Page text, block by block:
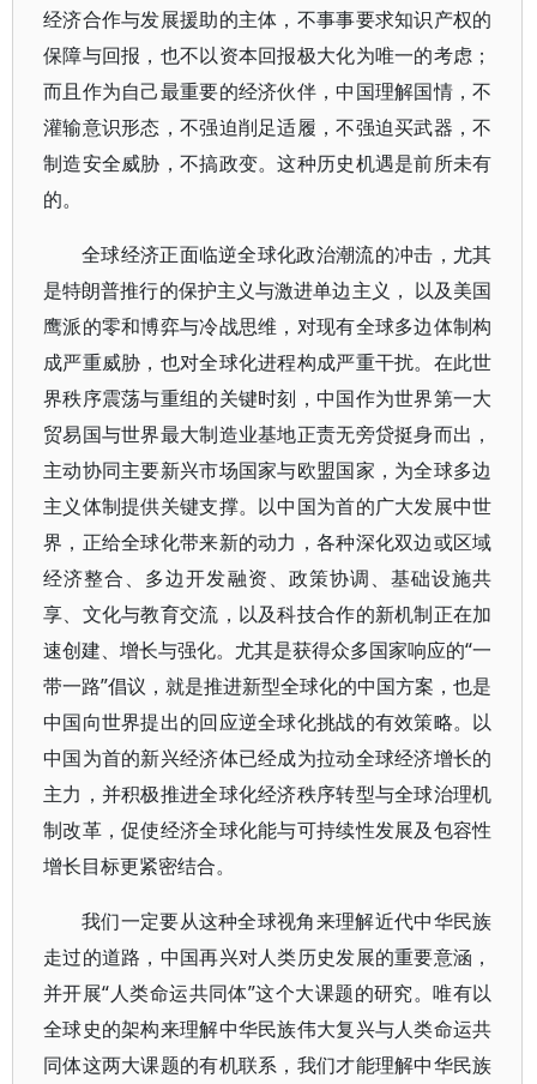
经济合作与发展援助的主体，不事事要求知识产权的
保障与回报，也不以资本回报极大化为唯一的考虑；
而且作为自己最重要的经济伙伴，中国理解国情，不
灌输意识形态，不强迫削足适履，不强迫买武器，不
制造安全威胁，不搞政变。这种历史机遇是前所未有
的。
全球经济正面临逆全球化政治潮流的冲击，尤其
是特朗普推行的保护主义与激进单边主义， 以及美国
鹰派的零和博弈与冷战思维，对现有全球多边体制构
成严重威胁，也对全球化进程构成严重干扰。在此世
界秩序震荡与重组的关键时刻，中国作为世界第一大
贸易国与世界最大制造业基地正责无旁贷挺身而出，
主动协同主要新兴市场国家与欧盟国家，为全球多边
主义体制提供关键支撑。以中国为首的广大发展中世
界，正给全球化带来新的动力，各种深化双边或区域
经济整合、多边开发融资、政策协调、基础设施共
享、文化与教育交流，以及科技合作的新机制正在加
速创建、增长与强化。尤其是获得众多国家响应的“一
带一路”倡议，就是推进新型全球化的中国方案，也是
中国向世界提出的回应逆全球化挑战的有效策略。以
中国为首的新兴经济体已经成为拉动全球经济增长的
主力，并积极推进全球化经济秩序转型与全球治理机
制改革，促使经济全球化能与可持续性发展及包容性
增长目标更紧密结合。
我们一定要从这种全球视角来理解近代中华民族
走过的道路，中国再兴对人类历史发展的重要意涵，
并开展“人类命运共同体”这个大课题的研究。唯有以
全球史的架构来理解中华民族伟大复兴与人类命运共
同体这两大课题的有机联系，我们才能理解中华民族